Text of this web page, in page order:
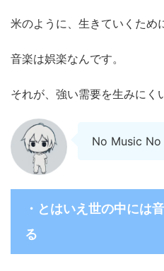
米のように、生きていくため
音楽は娯楽なんです。
それが、強い需要を生みにく
No Music No
・とはいえ世の中には
る